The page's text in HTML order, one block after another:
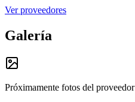
Ver proveedores
Galería
Próximamente fotos del proveedor